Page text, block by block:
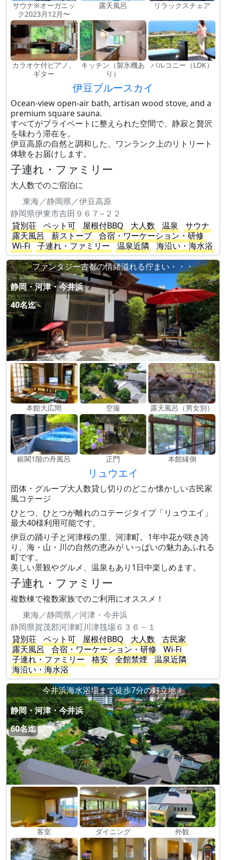
サウナ※オーガニッ
ク2023月12月〜
露天風呂 リラックスチェア
カラオケ付ピアノ、
ギター
キッチン（製氷機あ
り）
バルコニー（LDK）
伊豆ブルースカイ
Ocean-view open-air bath, artisan wood stove, and a
premium square sauna.
すべてがプライベートに整えられた空間で、静寂と贅沢
を味わう滞在を。
伊豆高原の自然と調和した、ワンランク上のリトリート
体験をお届けします。
子連れ・ファミリー
大人数でのご宿泊に
東海／静岡県／伊豆高原
静岡県伊東市吉田９６７−２２
貸別荘
ペット可 屋根付BBQ 大人数 温泉
サウナ
露天風呂
薪ストーブ
合宿・ワーケーション・研修
Wi-Fi
子連れ・ファミリー 温泉近隣
海沿い・海水浴
ファンタジー古都の情緒溢れる佇まい・・・
静岡・河津・今井浜
40名迄
本館大広間 空撮 露天風呂（男女別）
銀閣1階の舟風呂 正門 本館縁側
リュウエイ
団体・グループ大人数貸し切りのどこか懐かしい古民家
風コテージ
ひとつ、ひとつが離れのコテージタイプ「リュウエイ」
最大40様利用可能です。
伊豆の踊り子と河津桜の里、河津町。1年中花が咲き誇
り、海・山・川の自然の恵みが いっぱいの魅力あふれる
町です。
美しい景観やグルメ、温泉もあり1日中楽しめます。
子連れ・ファミリー
複数棟で複数家族でのご利用にオススメ！
東海／静岡県／河津・今井浜
静岡県賀茂郡河津町川津筏場６３６－１
貸別荘
ペット可 屋根付BBQ 大人数
古民家
露天風呂
合宿・ワーケーション・研修
Wi-Fi
子連れ・ファミリー
格安 全館禁煙
温泉近隣
海沿い・海水浴
今井浜海水浴場まで徒歩7分の好立地！
静岡・河津・今井浜
60名迄
客室 ダイニング 外観